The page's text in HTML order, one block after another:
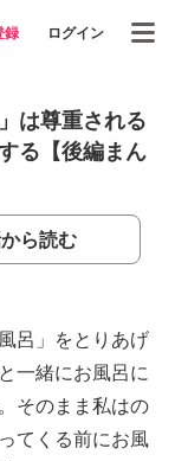
録 ログイン
は尊重される
る【後編まん
ら読む
呂」をとりあげ
一緒にお風呂に
そのまま私はの
てくる前にお風